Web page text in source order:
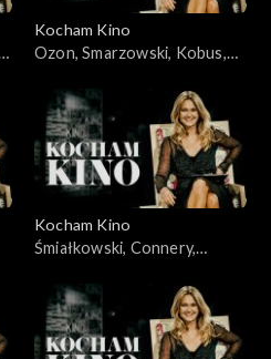
Kocham Kino
Ozon, Smarzowski, Kobus,
Kocham Kino
Śmiałkowski, Connery,